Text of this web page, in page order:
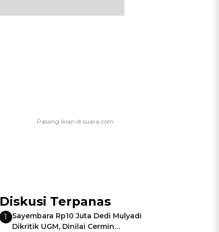
Diskusi Terpanas
1
Sayembara Rp10 Juta Dedi Mulyadi
Dikritik UGM, Dinilai Cermin